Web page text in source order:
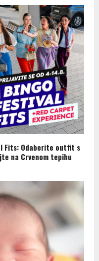
Fits: Odaberite outfit s
na Crvenom tepihu